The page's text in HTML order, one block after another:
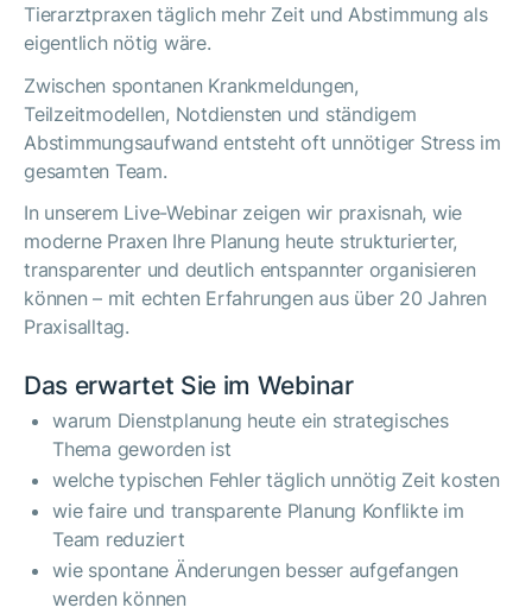
Tierarztpraxen täglich mehr Zeit und Abstimmung als
eigentlich nötig wäre.
Zwischen spontanen Krankmeldungen,
Teilzeitmodellen, Notdiensten und ständigem
Abstimmungsaufwand entsteht oft unnötiger Stress im
gesamten Team.
In unserem Live-Webinar zeigen wir praxisnah, wie
moderne Praxen Ihre Planung heute strukturierter,
transparenter und deutlich entspannter organisieren
können – mit echten Erfahrungen aus über 20 Jahren
Praxisalltag.
Das erwartet Sie im Webinar
warum Dienstplanung heute ein strategisches
Thema geworden ist
welche typischen Fehler täglich unnötig Zeit kosten
wie faire und transparente Planung Konflikte im
Team reduziert
wie spontane Änderungen besser aufgefangen
werden können